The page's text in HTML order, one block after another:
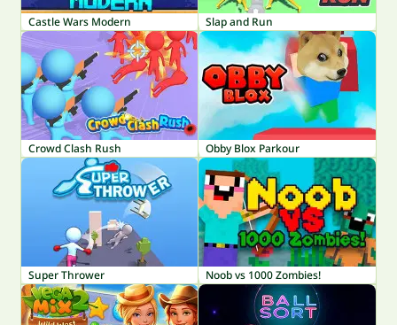
Castle Wars Modern Slap and Run
Crowd Clash Rush Obby Blox Parkour
Super Thrower Noob vs 1000 Zombies!